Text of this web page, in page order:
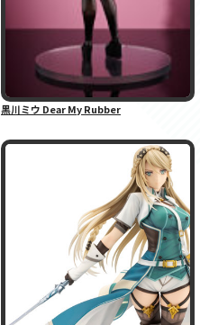
黒川ミウ Dear My Rubber